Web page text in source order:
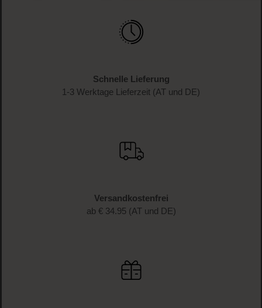
Schnelle Lieferung
1-3 Werktage Lieferzeit (AT und DE)
Versandkostenfrei
ab € 34.95 (AT und DE)